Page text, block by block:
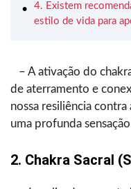
4. Existem
estilo de vida para
– A ativação do
de aterramento e
nossa resiliência
uma profunda
2. Chakra Sacral